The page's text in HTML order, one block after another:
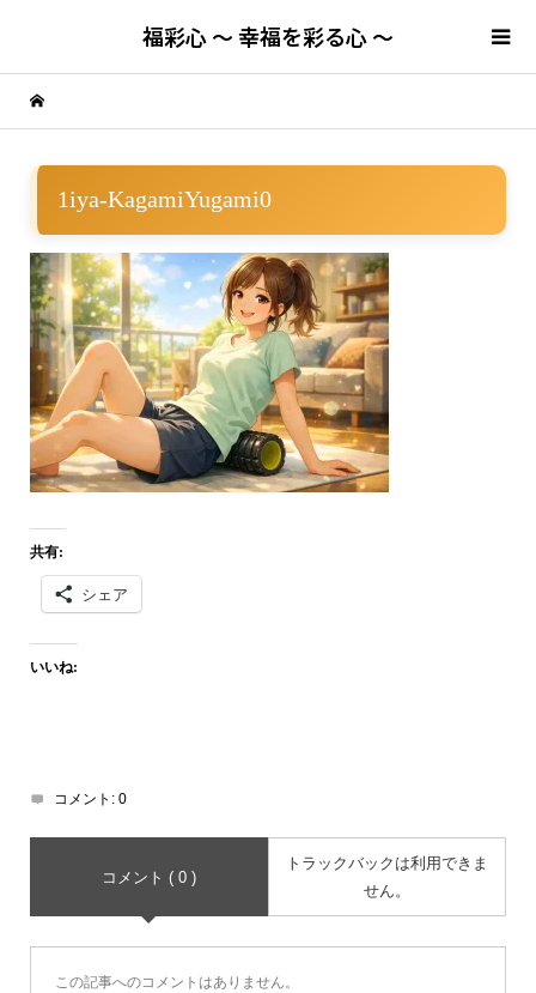
福彩心 ～ 幸福を彩る心 ～
1iya-KagamiYugami0
共有:
シェア
いいね:
コメント: 0
コメント ( 0 )
トラックバックは利用できま
せん。
この記事へのコメントはありません。